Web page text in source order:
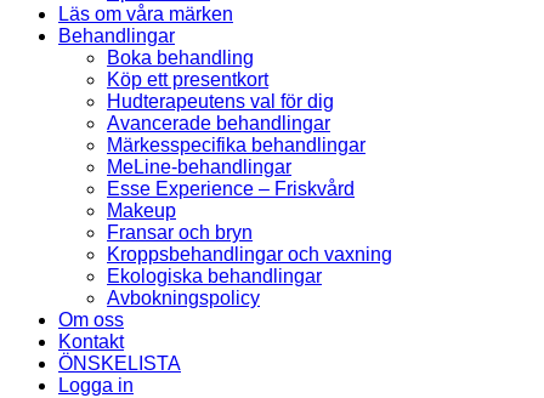
Läs om våra märken
Behandlingar
Boka behandling
Köp ett presentkort
Hudterapeutens val för dig
Avancerade behandlingar
Märkesspecifika behandlingar
MeLine-behandlingar
Esse Experience – Friskvård
Makeup
Fransar och bryn
Kroppsbehandlingar och vaxning
Ekologiska behandlingar
Avbokningspolicy
Om oss
Kontakt
ÖNSKELISTA
Logga in